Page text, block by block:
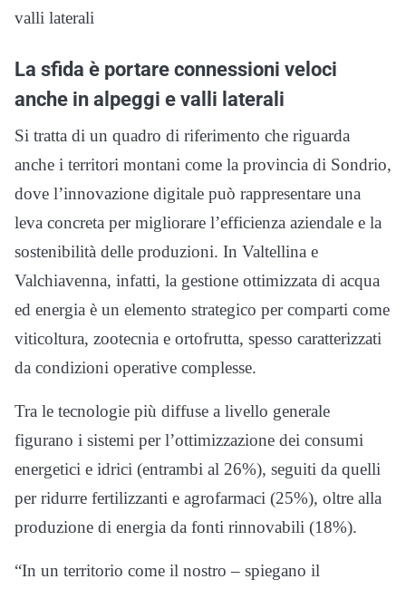
valli laterali
La sfida è portare connessioni veloci
anche in alpeggi e valli laterali
Si tratta di un quadro di riferimento che riguarda
anche i territori montani come la provincia di Sondrio,
dove l’innovazione digitale può rappresentare una
leva concreta per migliorare l’efficienza aziendale e la
sostenibilità delle produzioni. In Valtellina e
Valchiavenna, infatti, la gestione ottimizzata di acqua
ed energia è un elemento strategico per comparti come
viticoltura, zootecnia e ortofrutta, spesso caratterizzati
da condizioni operative complesse.
Tra le tecnologie più diffuse a livello generale
figurano i sistemi per l’ottimizzazione dei consumi
energetici e idrici (entrambi al 26%), seguiti da quelli
per ridurre fertilizzanti e agrofarmaci (25%), oltre alla
produzione di energia da fonti rinnovabili (18%).
“In un territorio come il nostro – spiegano il